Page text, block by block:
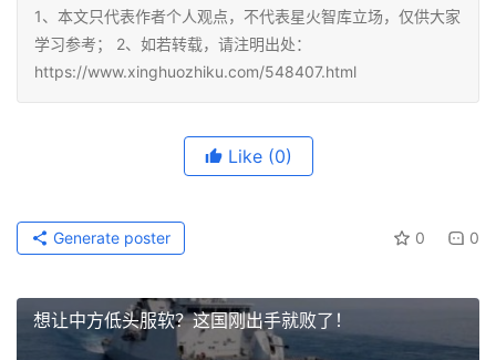
1、本文只代表作者个人观点，不代表星火智库立场，仅供大家
学习参考； 2、如若转载，请注明出处：
https://www.xinghuozhiku.com/548407.html
Like (0)
0 0
Generate poster
想让中方低头服软？这国刚出手就败了！